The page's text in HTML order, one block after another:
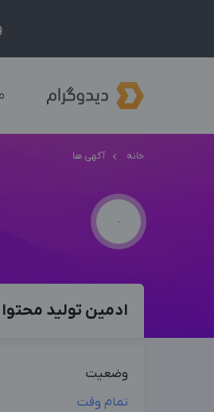
خانه آگهی ها
ادمین تولید
وضعیت
تمام وقت